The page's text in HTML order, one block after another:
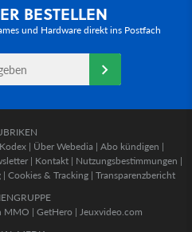
BESTELLEN
und Hardware direkt ins Postfach
| Über Webedia | Abo kündigen |
| Kontakt | Nutzungsbestimmungen |
| Cookies & Tracking | Transparenzbericht
MMO | GetHero | Jeuxvideo.com